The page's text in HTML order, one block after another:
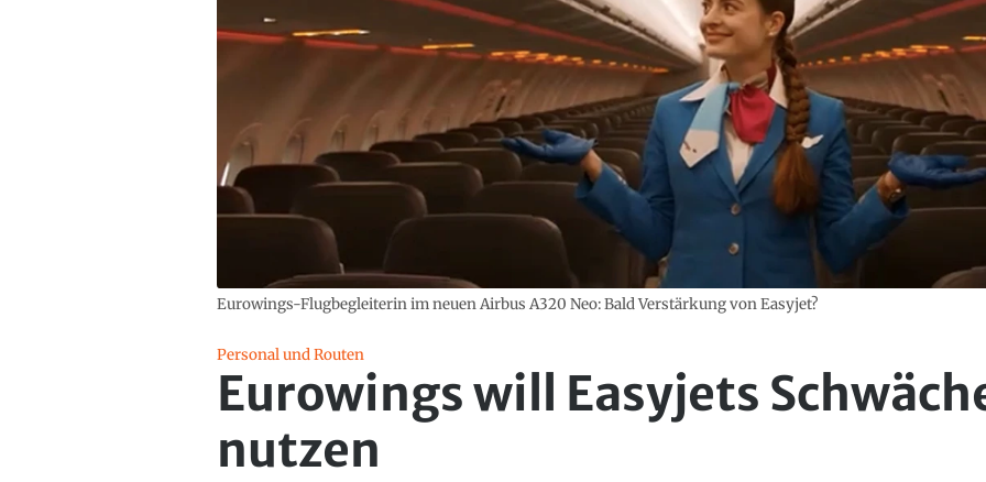
Eurowings-Flugbegleiterin im neuen Airbus A320 Neo: Bald Verstärkung von Easyjet?
Personal und Routen
Eurowings will Easyjets
nutzen